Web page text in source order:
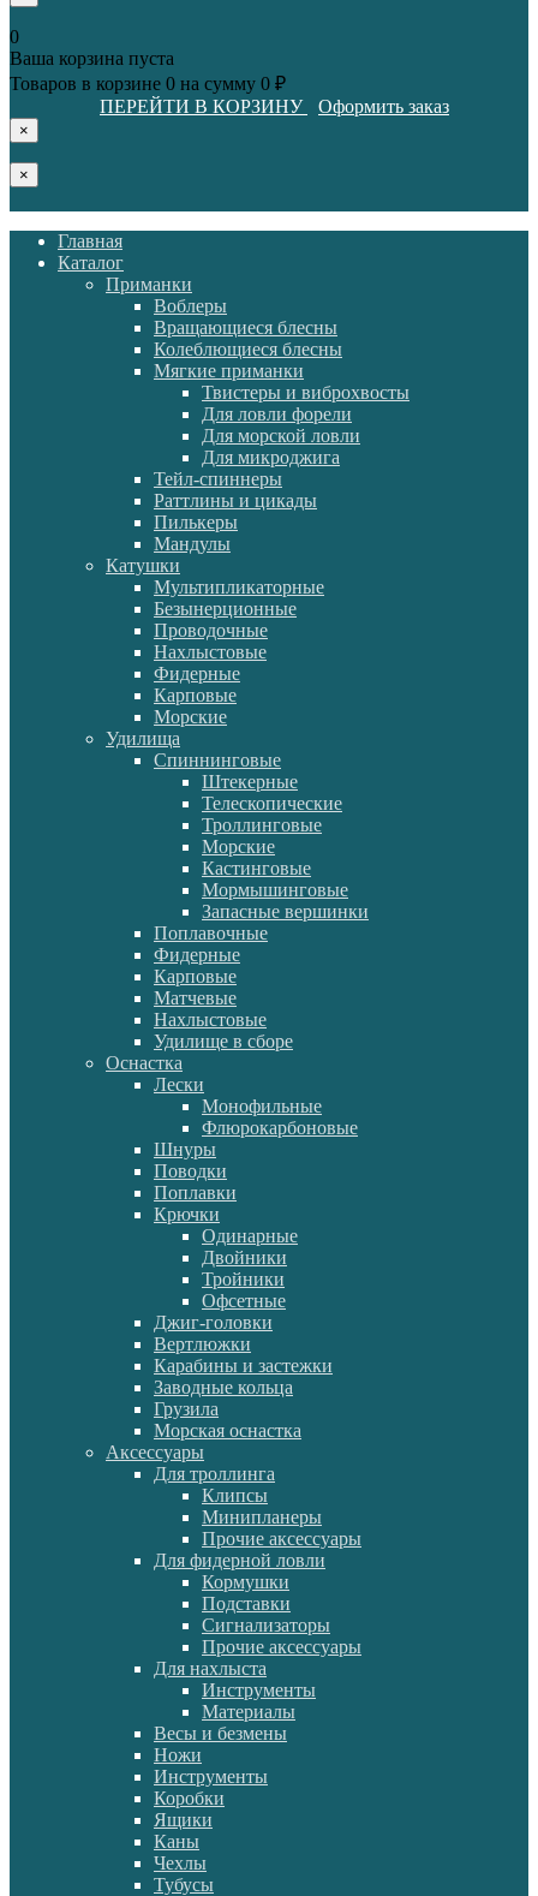
0
Ваша корзина пуста
Товаров в корзине 0 на сумму 0 ₽
ПЕРЕЙТИ В КОРЗИНУ
Оформить заказ
×
×
Главная
Каталог
Приманки
Воблеры
Вращающиеся блесны
Колеблющиеся блесны
Мягкие приманки
Твистеры и виброхвосты
Для ловли форели
Для морской ловли
Для микроджига
Тейл-спиннеры
Раттлины и цикады
Пилькеры
Мандулы
Катушки
Мультипликаторные
Безынерционные
Проводочные
Нахлыстовые
Фидерные
Карповые
Морские
Удилища
Спиннинговые
Штекерные
Телескопические
Троллинговые
Морские
Кастинговые
Мормышинговые
Запасные вершинки
Поплавочные
Фидерные
Карповые
Матчевые
Нахлыстовые
Удилище в сборе
Оснастка
Лески
Монофильные
Флюрокарбоновые
Шнуры
Поводки
Поплавки
Крючки
Одинарные
Двойники
Тройники
Офсетные
Джиг-головки
Вертлюжки
Карабины и застежки
Заводные кольца
Грузила
Морская оснастка
Аксессуары
Для троллинга
Клипсы
Минипланеры
Прочие аксессуары
Для фидерной ловли
Кормушки
Подставки
Сигнализаторы
Прочие аксессуары
Для нахлыста
Инструменты
Материалы
Весы и безмены
Ножи
Инструменты
Коробки
Ящики
Каны
Чехлы
Тубусы